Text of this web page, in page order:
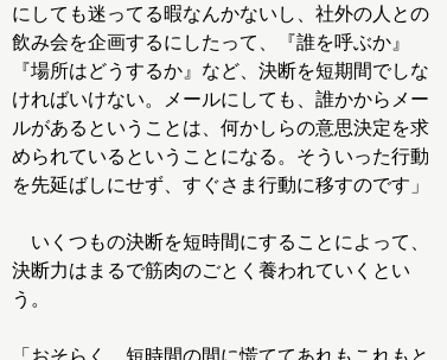
にしても迷ってる暇なんかないし、社外の人との
飲み会を企画するにしたって、『誰を呼ぶか』
『場所はどうするか』など、決断を短期間でしな
ければいけない。メールにしても、誰かからメー
ルがあるということは、何かしらの意思決定を求
められているということになる。そういった行動
を先延ばしにせず、すぐさま行動に移すのです」
いくつもの決断を短時間にすることによって、
決断力はまるで筋肉のごとく養われていくとい
う。